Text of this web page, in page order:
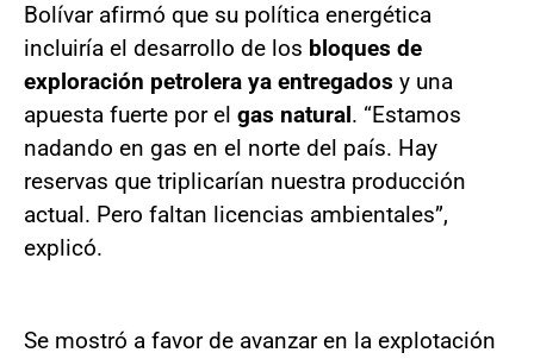
Bolívar afirmó que su política energética
incluiría el desarrollo de los bloques de
exploración petrolera ya entregados y una
apuesta fuerte por el gas natural. “Estamos
nadando en gas en el norte del país. Hay
reservas que triplicarían nuestra producción
actual. Pero faltan licencias ambientales”,
explicó.
Se mostró a favor de avanzar en la explotación